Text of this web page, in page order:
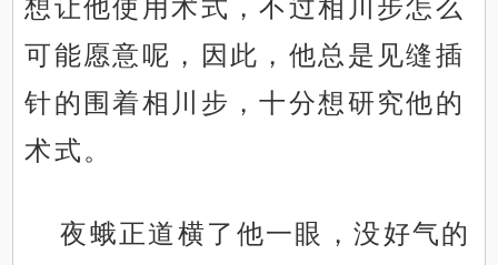
想让他使用术式，不过相川步怎么
可能愿意呢，因此，他总是见缝插
针的围着相川步，十分想研究他的
术式。
夜蛾正道横了他一眼，没好气的